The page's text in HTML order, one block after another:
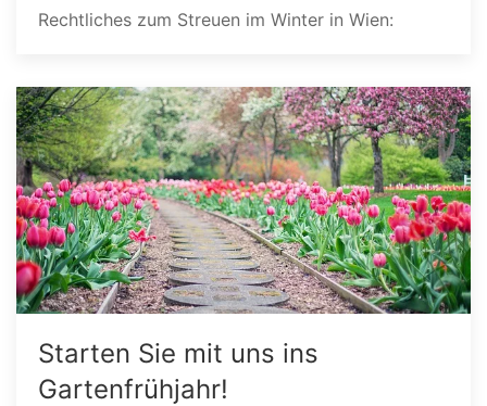
Rechtliches zum Streuen im Winter in Wien:
Starten Sie mit uns ins
Gartenfrühjahr!